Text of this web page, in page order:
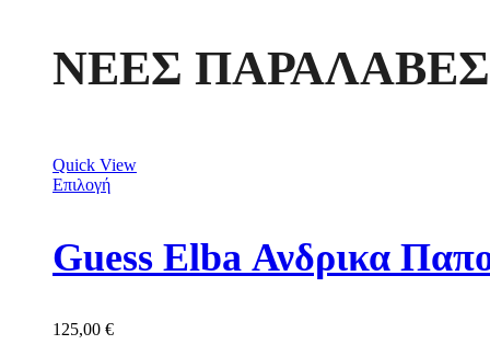
ΝΕΕΣ ΠΑΡΑΛΑΒΕΣ
Quick View
Επιλογή
Guess Elba Ανδρικα
125,00 €